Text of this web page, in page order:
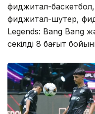
фиджитал-
фиджитал-шутер,
Legends: Bang Bang
секілді 8 бағыт